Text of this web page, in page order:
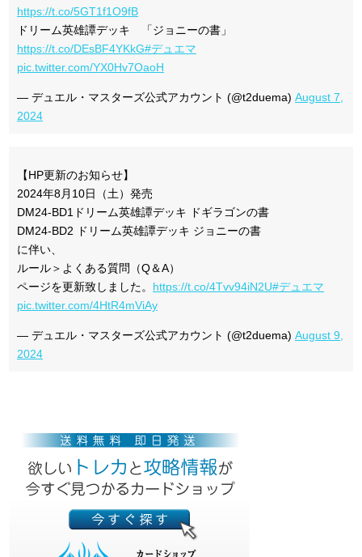
https://t.co/5GT1f1O9fB
ドリーム英雄譚デッキ 「ジョニーの書」
https://t.co/DEsBF4YKkG#デュエマ
pic.twitter.com/YX0Hv7OaoH
— デュエル・マスターズ公式アカウント (@t2duema) August 7,
2024
【HP更新のお知らせ】
2024年8月10日（土）発売
DM24-BD1ドリーム英雄譚デッキ ドギラゴンの書
DM24-BD2 ドリーム英雄譚デッキ ジョニーの書
に伴い、
ルール＞よくある質問（Q＆A）
ページを更新致しました。 https://t.co/4Tvv94iN2U#デュエマ
pic.twitter.com/4HtR4mViAy
— デュエル・マスターズ公式アカウント (@t2duema) August 9,
2024